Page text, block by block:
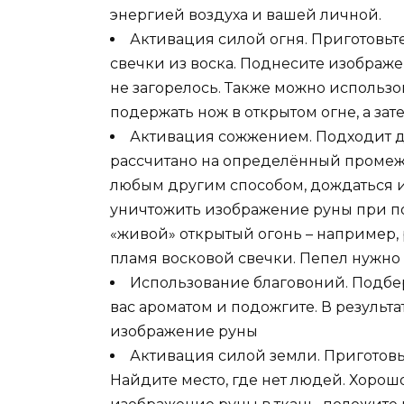
энергией воздуха и вашей личной.
Активация силой огня.
свечки из воска. Поднесите
не загорелось. Также можно
подержать нож в открытом огне, а
Активация сожжением. Подходит
рассчитано на определённый
любым другим способом, дождаться
уничтожить изображение руны при
«живой» открытый огонь – например,
пламя восковой свечки. Пепел нужно
Использование благовоний.
вас ароматом и подожгите. В
изображение руны
Активация силой земли.
Найдите место, где нет людей.